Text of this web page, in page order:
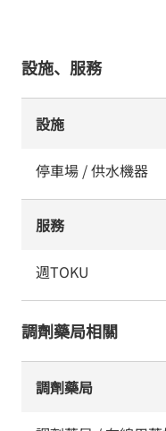
設施、服務
設施
停車場 / 供水機器
服務
週TOKU
調劑藥局相關
調劑藥局